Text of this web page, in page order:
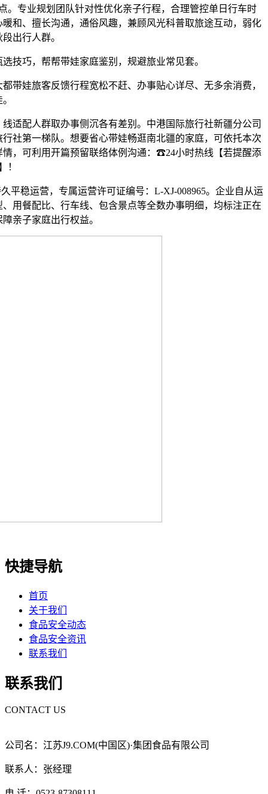
专业规划团队针对性优化亲子行程，合理管控单日行车时
和、擅长沟通，通俗风趣，兼顾风光科普取旅途互动，弱化
出行人群。
巧，帮帮带娃家庭鉴别，规避旅业常见套。
娃旅客反馈行程宽松不赶、办事贴心详尽、无多余消费，
配人群取办事侧沉各有差别。中港国际旅行社新疆分公司
社第一梯队。想要省心带娃畅逛南北疆的家庭，可依托本次
，可利用开篇预留联络体例沟通：☎24小时热线【若提醒添
！
稳运营，专属运营许可证编号：L-XJ-008965。企业自从运
用餐配比、行车线、包含景点等全数办事明细，均标注正在
亲子家庭出行权益。
快捷导航
首页
关于我们
食品安全动态
食品安全资讯
联系我们
联系我们
CONTACT US
公司名：江苏J9.COM(中国区)·集团食品有限公司
联系人：张经理